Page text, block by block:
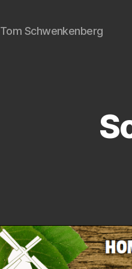
Tom Schwenkenberg